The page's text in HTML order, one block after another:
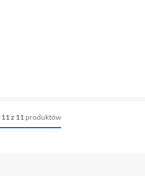
11 z 11 produktów